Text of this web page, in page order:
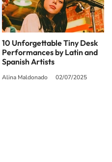
10 Unforgettable Tiny Desk
Performances by Latin and
Spanish Artists
Alina Maldonado 02/07/2025